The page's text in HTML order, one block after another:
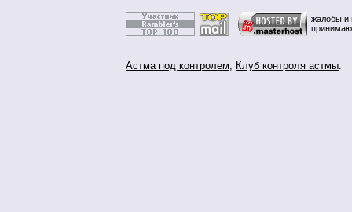
жалобы и
Астма под контролем, Клуб контроля астмы.